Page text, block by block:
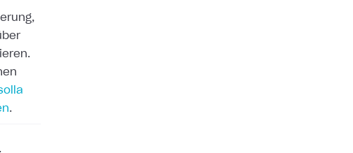
.